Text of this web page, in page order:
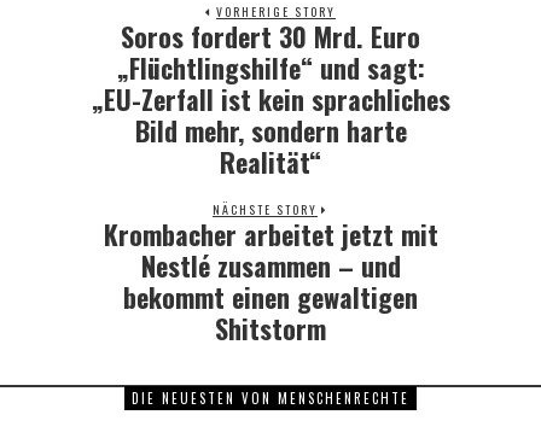
VORHERIGE STORY
Previous
post:
Soros fordert 30 Mrd. Euro
„Flüchtlingshilfe“ und sagt:
„EU-Zerfall ist kein sprachliches
Bild mehr, sondern harte
Realität“
NÄCHSTE STORY
Next
Krombacher arbeitet jetzt mit
Nestlé zusammen – und
bekommt einen gewaltigen
Shitstorm
DIE NEUESTEN VON MENSCHENRECHTE